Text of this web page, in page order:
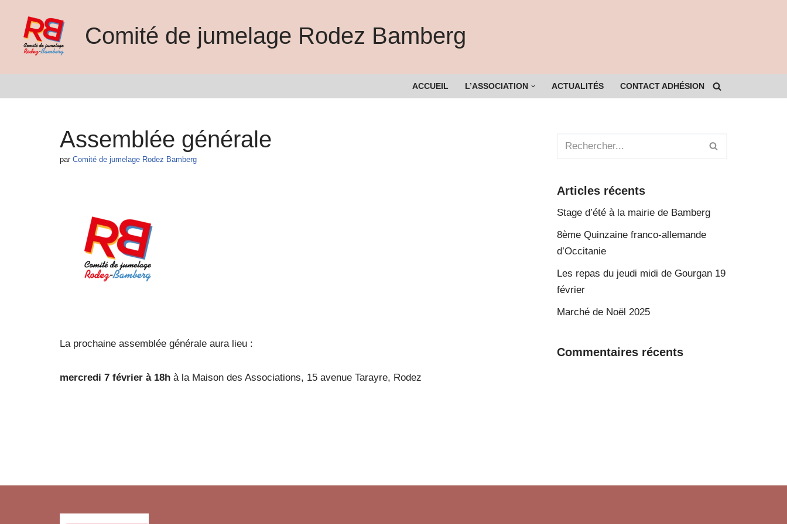
Aller
Comité de jumelage Rodez Bamberg
ACCUEIL L’ASSOCIATION ACTUALITÉS CONTACT ADHÉSION
Assemblée générale
par Comité de jumelage Rodez Bamberg
La prochaine assemblée générale aura lieu :
mercredi 7 février à 18h à la Maison des Associations, 15 avenue Tarayre, Rodez
Articles récents
Stage d’été à la mairie de Bamberg
8ème Quinzaine franco-allemande
d’Occitanie
Les repas du jeudi midi de Gourgan 19
février
Marché de Noël 2025
Commentaires récents